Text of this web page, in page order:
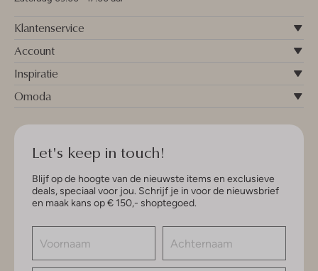
Klantenservice
Account
Inspiratie
Omoda
Let's keep in touch!
Blijf op de hoogte van de nieuwste items en exclusieve
deals, speciaal voor jou. Schrijf je in voor de nieuwsbrief
en maak kans op € 150,- shoptegoed.